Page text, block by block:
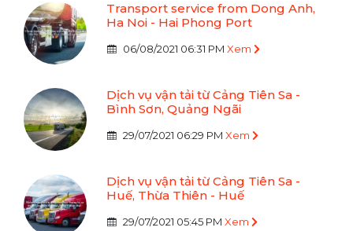
Transport service from Dong Anh,
Ha Noi - Hai Phong Port
06/08/2021 06:31 PM Xem
Dịch vụ vận tải từ Cảng Tiên Sa -
Bình Sơn, Quảng Ngãi
29/07/2021 06:29 PM Xem
Dịch vụ vận tải từ Cảng Tiên Sa -
Huế, Thừa Thiên - Huế
29/07/2021 05:45 PM Xem